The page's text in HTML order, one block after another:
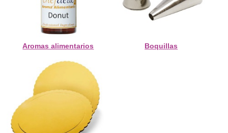
Aromas alimentarios Boquillas